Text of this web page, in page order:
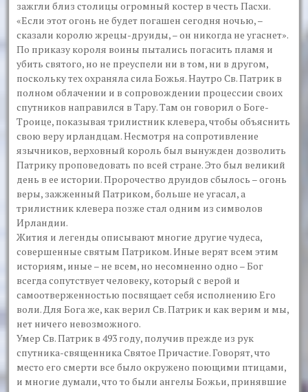
зажгли близ столицы огромный костер в честь Пасхи.
«Если этот огонь не будет погашен сегодня ночью, –
сказали королю жрецы-друиды, – он никогда не угаснет».
По приказу короля воины пытались погасить пламя и
убить святого, но не преуспели ни в том, ни в другом,
поскольку тех охраняла сила Божья. Наутро Св. Патрик в
полном облачении и в сопровождении процессии своих
спутников направился в Тару. Там он говорил о Боге-
Троице, показывая трилистник клевера, чтобы объяснить
свою веру ирландцам. Несмотря на сопротивление
язычников, верховный король был вынужден дозволить
Патрику проповедовать по всей стране. Это был великий
день в ее истории. Пророчество друидов сбылось – огонь
веры, зажженный Патриком, больше не угасал, а
трилистник клевера позже стал одним из символов
Ирландии.
Жития и легенды описывают многие другие чудеса,
совершенные святым Патриком. Иные верят всем этим
историям, иные – не всем, но несомненно одно – Бог
всегда сопутствует человеку, который с верой и
самоотверженностью посвящает себя исполнению Его
воли. Для Бога же, как верил Св. Патрик и как верим и мы,
нет ничего невозможного.
Умер Св. Патрик в 493 году, получив прежде из рук
спутника-священника Святое Причастие. Говорят, что
место его смерти все было окружено поющими птицами,
и многие думали, что то были ангелы Божьи, принявшие